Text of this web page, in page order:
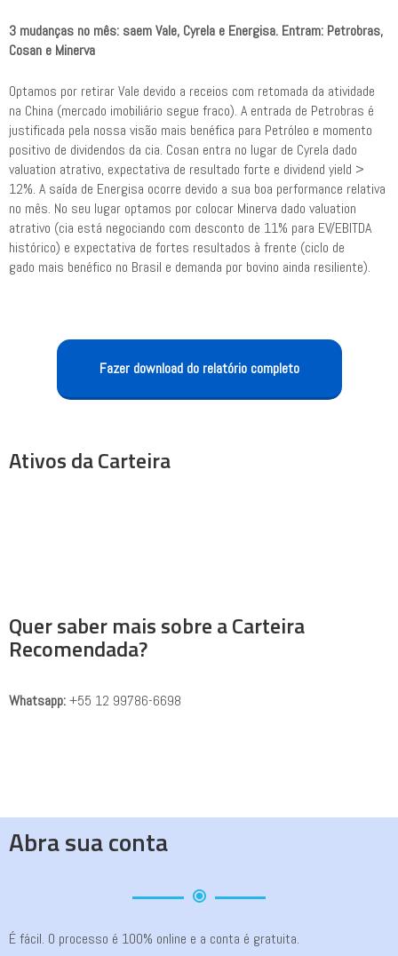
3 mudanças no mês: saem Vale, Cyrela e Energisa. Entram: Petrobras,
Cosan e Minerva
Optamos por retirar Vale devido a receios com retomada da atividade
na China (mercado imobiliário segue fraco). A entrada de Petrobras é
justificada pela nossa visão mais benéfica para Petróleo e momento
positivo de dividendos da cia. Cosan entra no lugar de Cyrela dado
valuation atrativo, expectativa de resultado forte e dividend yield >
12%. A saída de Energisa ocorre devido a sua boa performance relativa
no mês. No seu lugar optamos por colocar Minerva dado valuation
atrativo (cia está negociando com desconto de 11% para EV/EBITDA
histórico) e expectativa de fortes resultados à frente (ciclo de
gado mais benéfico no Brasil e demanda por bovino ainda resiliente).
Fazer download do relatório completo
Ativos da Carteira
Quer saber mais sobre a Carteira
Recomendada?
Whatsapp:+55 12 99786-6698
Abra sua conta
É fácil. O processo é 100% online e a conta é gratuita.